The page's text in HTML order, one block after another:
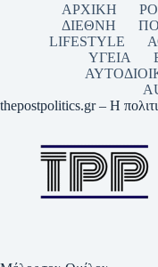
ΑΡΧΙΚΗ
ΔΙΕΘΝΗ
LIFESTYLE
ΥΓΕΙΑ
thepostpolitics.gr – Η